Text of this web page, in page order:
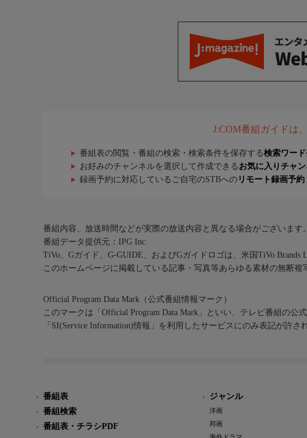
J:COM番組ガイドは
番組表の閲覧・番組の検索・検索条件を保存する検索ワー
お好みのチャンネルを選択して作成できる お気に入りチャ
録画予約に対応しているご自宅のSTBへの リモート録画予約
番組内容、放送時間などが実際の放送内容と異なる場合がございます。
番組データ提供元：IPG Inc.
TiVo、Gガイド、G-GUIDE、およびGガイドロゴは、米国TiVo
このホームページに掲載している記事・写真等あらゆる素材の無断複
Official Program Data Mark（公式番組情報マーク）
このマークは「Official Program Data Mark」といい、テレビ番組の公
「SI(Service Information)情報」を利用したサービスにのみ表記が許さ
番組表
番組検索
番組表・チラシPDF
ジャンル
洋画
邦画